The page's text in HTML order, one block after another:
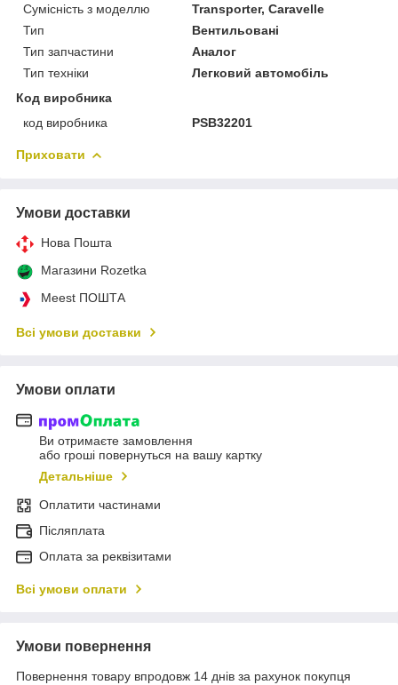
Сумісність з моделлю
Transporter, Caravelle
Тип
Вентильовані
Тип запчастини
Аналог
Тип техніки
Легковий автомобіль
Код виробника
код виробника
PSB32201
Приховати
Умови доставки
Нова Пошта
Магазини Rozetka
Meest ПОШТА
Всі умови доставки
Умови оплати
Ви отримаєте замовлення
або гроші повернуться на вашу картку
Детальніше
Оплатити частинами
Післяплата
Оплата за реквізитами
Всі умови оплати
Умови повернення
Повернення товару впродовж 14 днів за рахунок покупця